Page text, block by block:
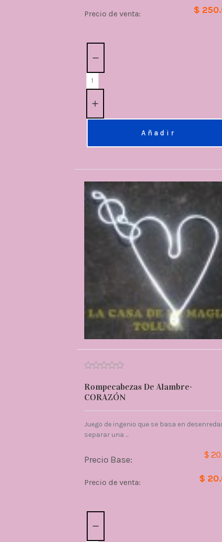
Precio de venta: $
Añadir
Rompecabezas De Alambre-
CORAZÓN
Juego de ingenio que se basa en
separar una ...
Precio Base: $
Precio de venta: $